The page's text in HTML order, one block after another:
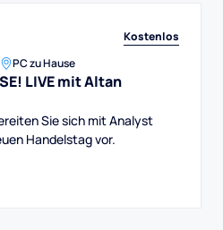
Kostenlos
PC zu Hause
LIVE mit Altan
Sie sich mit Analyst
Handelstag vor.